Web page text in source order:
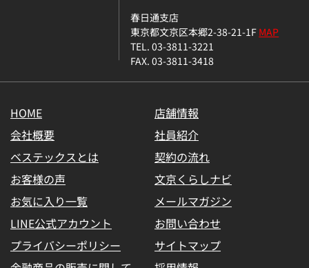
春日通支店
東京都文京区本郷2-38-21-1FMAP
TEL. 03-3811-3221
FAX. 03-3811-3418
HOME
店舗情報
会社概要
社員紹介
ベステックスとは
契約の流れ
お客様の声
文京くらしナビ
お気に入り一覧
メールマガジン
LINE公式アカウント
お問い合わせ
プライバシーポリシー
サイトマップ